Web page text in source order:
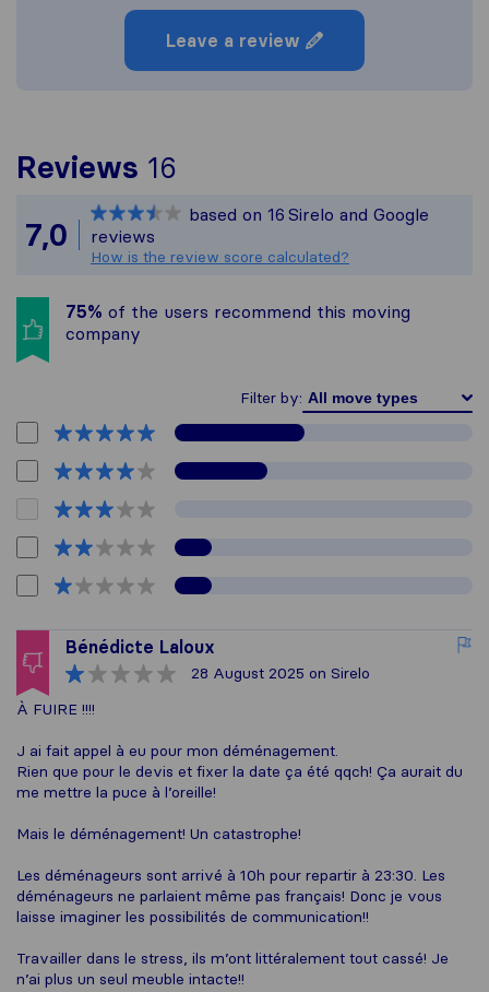
Leave a review
Reviews 16
All reviews gathered
7,0
based on 16 Sirelo and Google
reviews
How is the review score calculated?
75% of the users recommend this moving
company
Filter by:
Bénédicte Laloux
28 August 2025 on Sirelo
À FUIRE !!!!
J ai fait appel à eu pour mon déménagement.
Rien que pour le devis et fixer la date ça été qqch! Ça aurait du
me mettre la puce à l’oreille!
Mais le déménagement! Un catastrophe!
Les déménageurs sont arrivé à 10h pour repartir à 23:30. Les
déménageurs ne parlaient même pas français! Donc je vous
laisse imaginer les possibilités de communication!!
Travailler dans le stress, ils m’ont littéralement tout cassé! Je
n’ai plus un seul meuble intacte!!